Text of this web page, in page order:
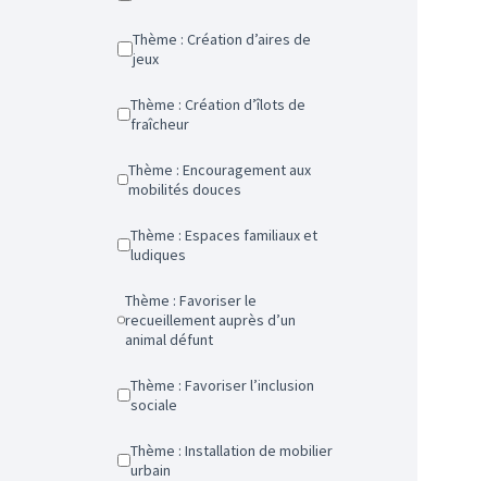
Thème : Création d’aires de
jeux
Thème : Création d’îlots de
fraîcheur
Thème : Encouragement aux
mobilités douces
Thème : Espaces familiaux et
ludiques
Thème : Favoriser le
recueillement auprès d’un
animal défunt
Thème : Favoriser l’inclusion
sociale
Thème : Installation de mobilier
urbain